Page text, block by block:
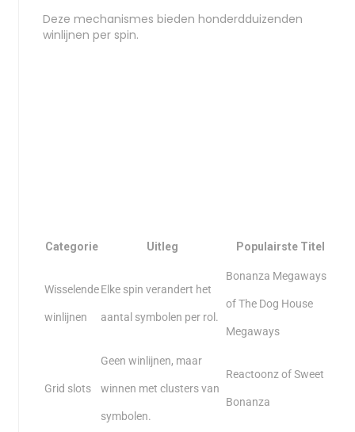
Deze mechanismes bieden honderdduizenden
winlijnen per spin.
Categorie Uitleg Populairste Titel
Wisselende
winlijnen
Elke spin verandert het
aantal symbolen per rol.
Bonanza Megaways
of The Dog House
Megaways
Grid slots
Geen winlijnen, maar
winnen met clusters van
symbolen.
Reactoonz of Sweet
Bonanza